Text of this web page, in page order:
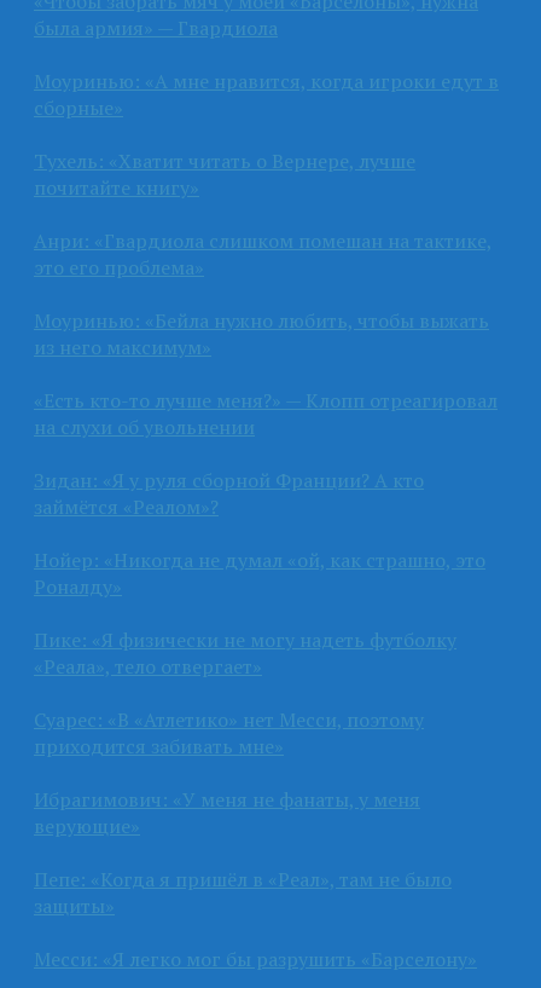
была армия» — Гвардиола
Моуринью: «А мне нравится, когда игроки едут в
сборные»
Тухель: «Хватит читать о Вернере, лучше
почитайте книгу»
Анри: «Гвардиола слишком помешан на тактике,
это его проблема»
Моуринью: «Бейла нужно любить, чтобы выжать
из него максимум»
«Есть кто-то лучше меня?» — Клопп отреагировал
на слухи об увольнении
Зидан: «Я у руля сборной Франции? А кто
займётся «Реалом»?
Нойер: «Никогда не думал «ой, как страшно, это
Роналду»
Пике: «Я физически не могу надеть футболку
«Реала», тело отвергает»
Суарес: «В «Атлетико» нет Месси, поэтому
приходится забивать мне»
Ибрагимович: «У меня не фанаты, у меня
верующие»
Пепе: «Когда я пришёл в «Реал», там не было
защиты»
Месси: «Я легко мог бы разрушить «Барселону»